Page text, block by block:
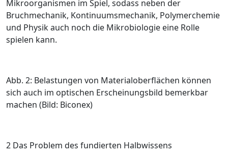
Mikroorganismen im Spiel, sodass neben der
Bruchmechanik, Kontinuumsmechanik, Polymerchemie
und Physik auch noch die Mikrobiologie eine Rolle
spielen kann.
Abb. 2: Belastungen von Materialoberflächen können
sich auch im optischen Erscheinungsbild bemerkbar
machen (Bild: Biconex)
2 Das Problem des ­fundierten Halbwissens